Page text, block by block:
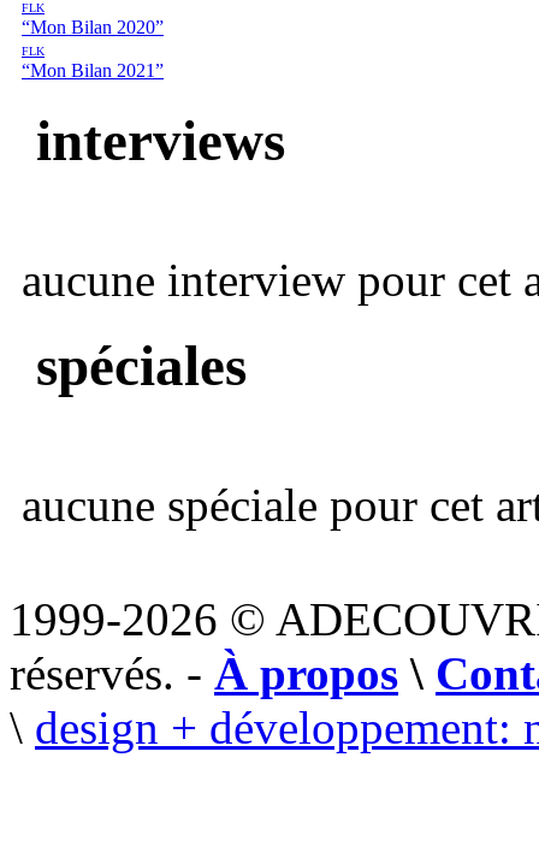
FLK
“Mon Bilan 2020”
FLK
“Mon Bilan 2021”
interviews
aucune interview pour cet
spéciales
aucune spéciale pour cet
1999-2026 ©
réservés. - À propos \
\ design + développement: